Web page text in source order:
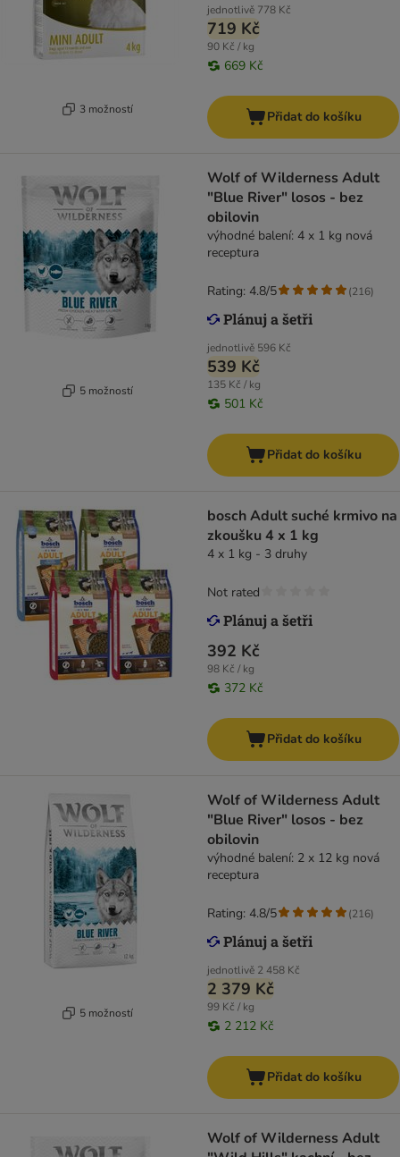
3 možností
jednotlivě 778 Kč
719 Kč
90 Kč / kg
669 Kč
Přidat do košíku
5 možností
Wolf of Wilderness Adult
"Blue River" losos - bez
obilovin
výhodné balení: 4 x 1 kg nová
receptura
jednotlivě 596 Kč
539 Kč
135 Kč / kg
501 Kč
Rating: 4.8/5 (216)
Přidat do košíku
bosch Adult suché krmivo na
zkoušku 4 x 1 kg
4 x 1 kg - 3 druhy
392 Kč
98 Kč / kg
372 Kč
Not rated
Přidat do košíku
5 možností
Wolf of Wilderness Adult
"Blue River" losos - bez
obilovin
výhodné balení: 2 x 12 kg nová
receptura
jednotlivě 2 458 Kč
2 379 Kč
99 Kč / kg
2 212 Kč
Rating: 4.8/5 (216)
Přidat do košíku
Wolf of Wilderness Adult